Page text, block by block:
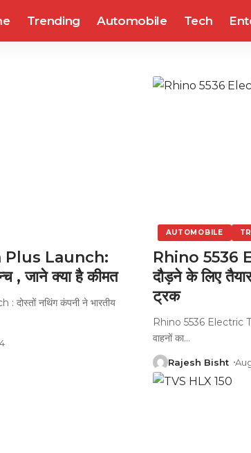
Trending Automobile Tech
Launch:
, जाने क्या है कीमत
नथिंग कंपनी ने भारतीय
AUTOMOBILE
Rhino 5536
दौड़ने के लिए
ट्रक
Rhino 5536 Electric
वाहनों का…
Rajesh Bisht